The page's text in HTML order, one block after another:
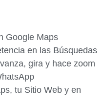
Google Maps
en las Búsquedas
gira y hace zoom
tu Sitio Web y en